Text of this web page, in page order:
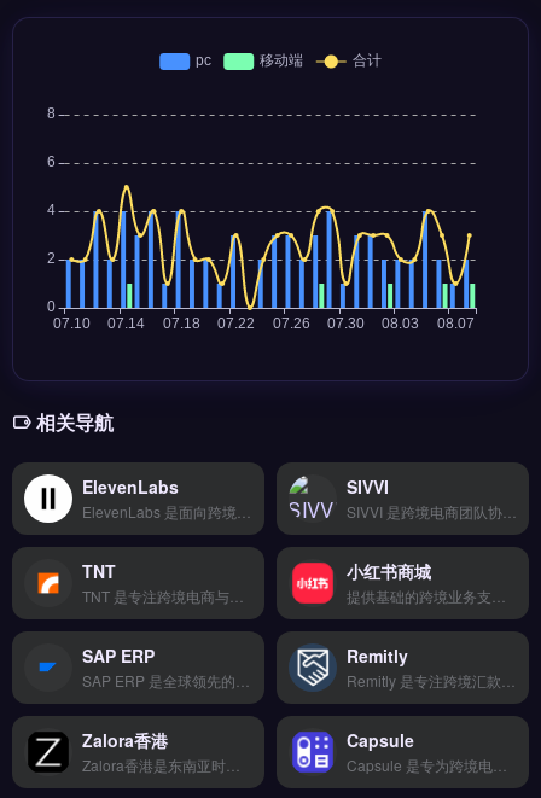
相关导航
ElevenLabs SIVVI
TNT 小红书商城
SAP ERP Remitly
Zalora香港 Capsule